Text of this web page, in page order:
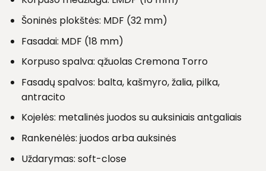
Šoninės plokštės: MDF (32 mm)
Fasadai: MDF (18 mm)
Korpuso spalva: ąžuolas Cremona Torro
Fasadų spalvos: balta, kašmyro, žalia, pilka,
antracito
Kojelės: metalinės juodos su auksiniais antgaliais
Rankenėlės: juodos arba auksinės
Uždarymas: soft-close